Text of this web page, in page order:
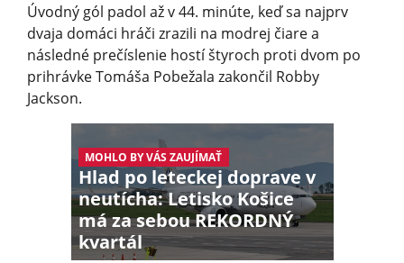
Úvodný gól padol až v 44. minúte, keď sa najprv
dvaja domáci hráči zrazili na modrej čiare a
následné prečíslenie hostí štyroch proti dvom po
prihrávke Tomáša Pobežala zakončil Robby
Jackson.
MOHLO BY VÁS ZAUJÍMAŤ
Hlad po leteckej doprave v
neutícha: Letisko Košice
má za sebou REKORDNÝ
kvartál